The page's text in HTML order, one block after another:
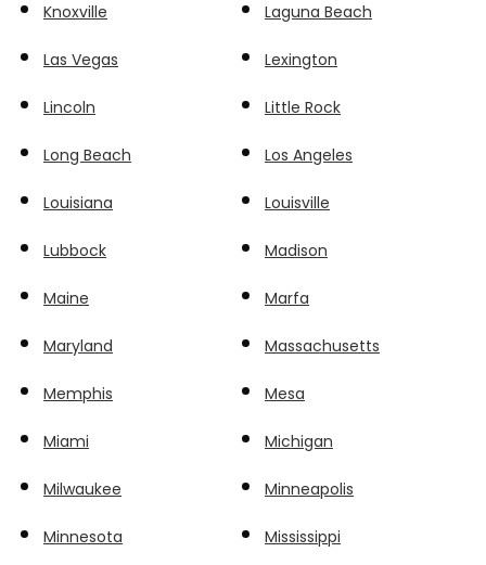
Knoxville Laguna Beach
Las Vegas Lexington
Lincoln Little Rock
Long Beach Los Angeles
Louisiana Louisville
Lubbock Madison
Maine Marfa
Maryland Massachusetts
Memphis Mesa
Miami Michigan
Milwaukee Minneapolis
Minnesota Mississippi